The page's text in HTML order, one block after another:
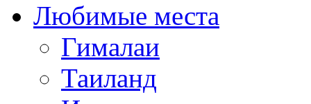
Любимые места
Гималаи
Таиланд